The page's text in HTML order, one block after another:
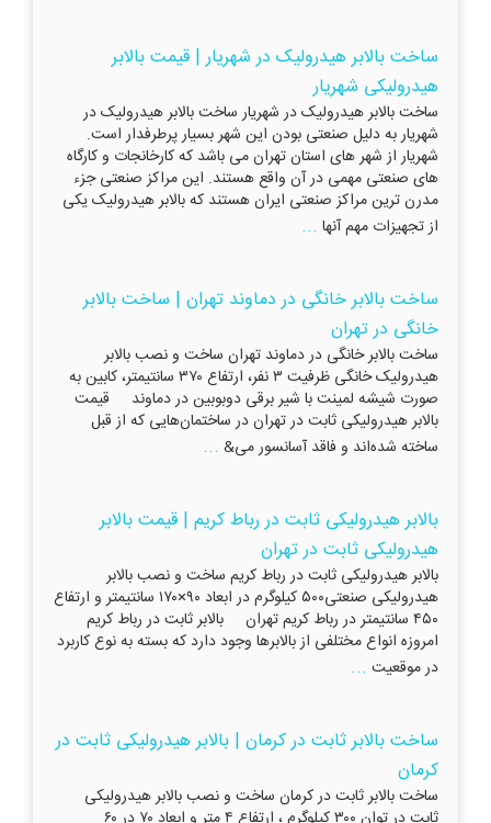
ساخت بالابر هیدرولیک در شهریار | قیمت بالابر
هیدرولیکی شهریار
ساخت بالابر هیدرولیک در شهریار ساخت بالابر هیدرولیک در
شهریار به دلیل صنعتی بودن این شهر بسیار پرطرفدار است.
شهریار از شهر های استان تهران می باشد که کارخانجات و کارگاه
های صنعتی مهمی در آن واقع هستند. این مراکز صنعتی جزء
مدرن ترین مراکز صنعتی ایران هستند که بالابر هیدرولیک یکی
از تجهیزات مهم آنها ...
ساخت بالابر خانگی در دماوند تهران | ساخت بالابر
خانگی در تهران
ساخت بالابر خانگی در دماوند تهران ساخت و نصب بالابر
هیدرولیک خانگی ظرفیت ۳ نفر، ارتفاع ۳۷۰ سانتیمتر، کابین به
صورت شیشه لمینت با شیر برقی دوبوبین در دماوند قیمت
بالابر هیدرولیکی ثابت در تهران در ساختمان‌هایی که از قبل
ساخته شده‌اند و فاقد آسانسور می& ...
بالابر هیدرولیکی ثابت در رباط کریم | قیمت بالابر
هیدرولیکی ثابت در تهران
بالابر هیدرولیکی ثابت در رباط کریم ساخت و نصب بالابر
هیدرولیکی صنعتی۵۰۰ کیلوگرم در ابعاد ۹۰×۱۷۰ سانتیمتر و ارتفاع
۴۵۰ سانتیمتر در رباط کریم تهران بالابر ثابت در رباط کریم
امروزه انواع مختلفی از بالابرها وجود دارد که بسته به نوع کاربرد
در موقعیت‌ ...
ساخت بالابر ثابت در کرمان | بالابر هیدرولیکی ثابت در
کرمان
ساخت بالابر ثابت در کرمان ساخت و نصب بالابر هیدرولیکی